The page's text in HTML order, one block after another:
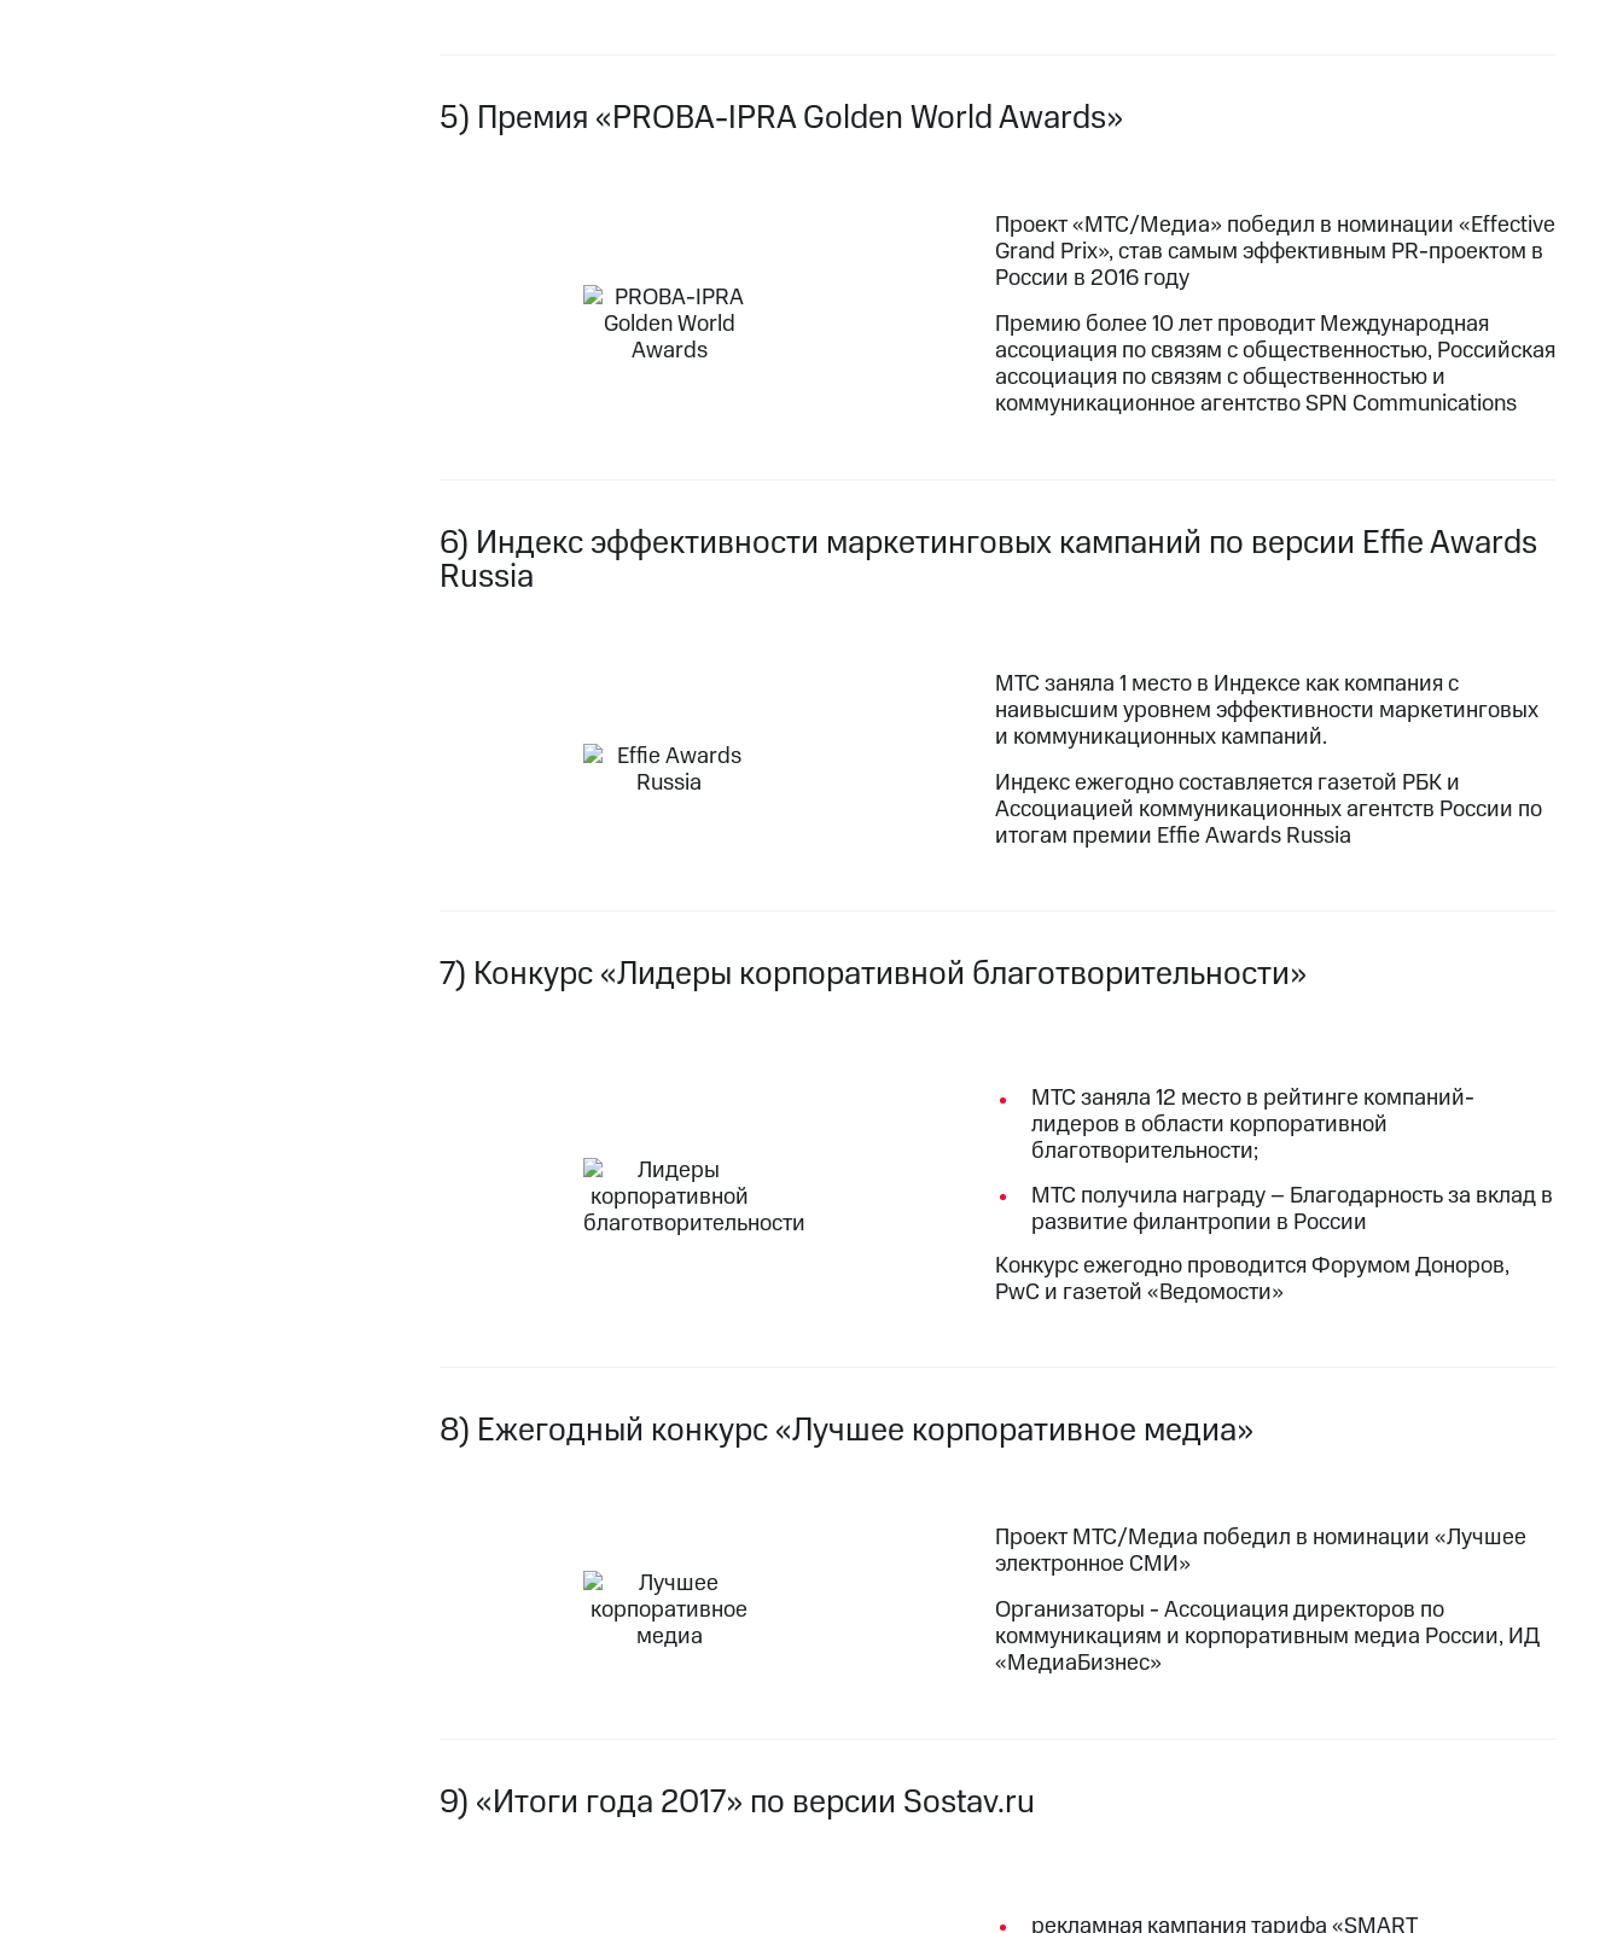
5) Премия «PROBA-IPRA Golden World Awards»
Проект «МТС/Медиа» победил в номинации «Effective
Grand Prix», став самым эффективным PR-проектом в
России в 2016 году
Премию более 10 лет проводит Международная
ассоциация по связям с общественностью, Российская
ассоциация по связям с общественностью и
коммуникационное агентство SPN Communications
6) Индекс эффективности маркетинговых кампаний по версии Effie Awards
Russia
МТС заняла 1 место в Индексе как компания с
наивысшим уровнем эффективности маркетинговых
и коммуникационных кампаний.
Индекс ежегодно составляется газетой РБК и
Ассоциацией коммуникационных агентств России по
итогам премии Effie Awards Russia
7) Конкурс «Лидеры корпоративной благотворительности»
МТС заняла 12 место в рейтинге компаний-
лидеров в области корпоративной
благотворительности;
МТС получила награду – Благодарность за вклад в
развитие филантропии в России
Конкурс ежегодно проводится Форумом Доноров,
PwC и газетой «Ведомости»
8) Ежегодный конкурс «Лучшее корпоративное медиа»
Проект МТС/Медиа победил в номинации «Лучшее
электронное СМИ»
Организаторы - Ассоциация директоров по
коммуникациям и корпоративным медиа России, ИД
«МедиаБизнес»
9) «Итоги года 2017» по версии Sostav.ru
рекламная кампания тарифа «SMART